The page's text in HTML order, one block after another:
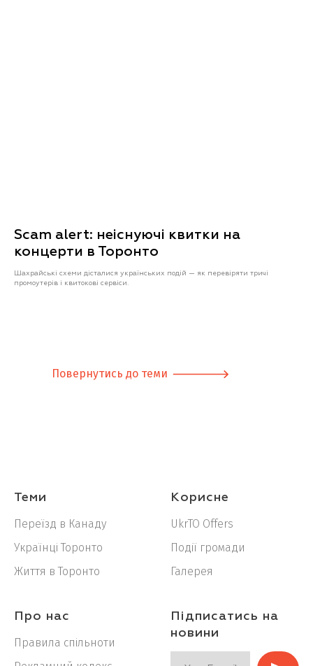
Scam alert: неіснуючі квитки на
концерти в Торонто
Шахрайські схеми дісталися українських подій — як перевіряти тричі
промоутерів і квитокові сервіси.
Повернутись до теми
Теми
Переїзд в Канаду
Українці Торонто
Життя в Торонто
Корисне
UkrTO Offers
Події громади
Галерея
Про нас
Правила спільноти
Підписатись на
новини